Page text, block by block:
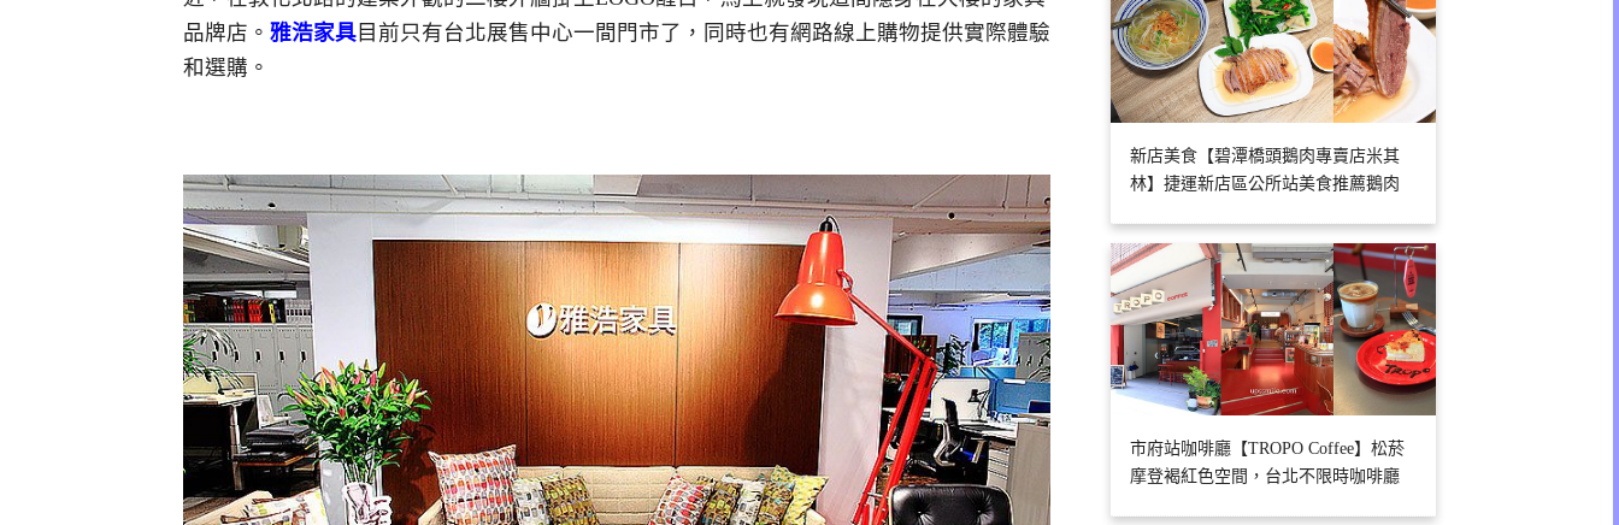
品牌店。 雅浩家具 目前只有台北展售中心一間門市了，同時也有網路線上購物提供實際體驗
和選購。
新店美食【碧潭橋頭鵝肉專賣店米其
林】捷運新店區公所站美食推薦鵝肉
市府站咖啡廳【TROPO Coffee】松菸
摩登褐紅色空間，台北不限時咖啡廳